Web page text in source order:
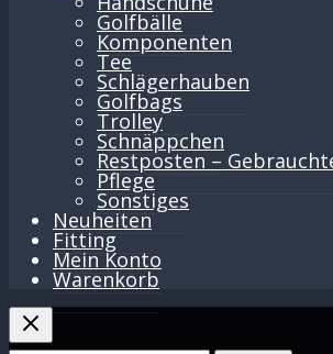
Golfbälle
Komponenten
Tee
Schlägerhauben
Golfbags
Trolley
Schnäppchen
Restposten –
Pflege
Sonstiges
Neuheiten
Fitting
Mein Konto
Warenkorb